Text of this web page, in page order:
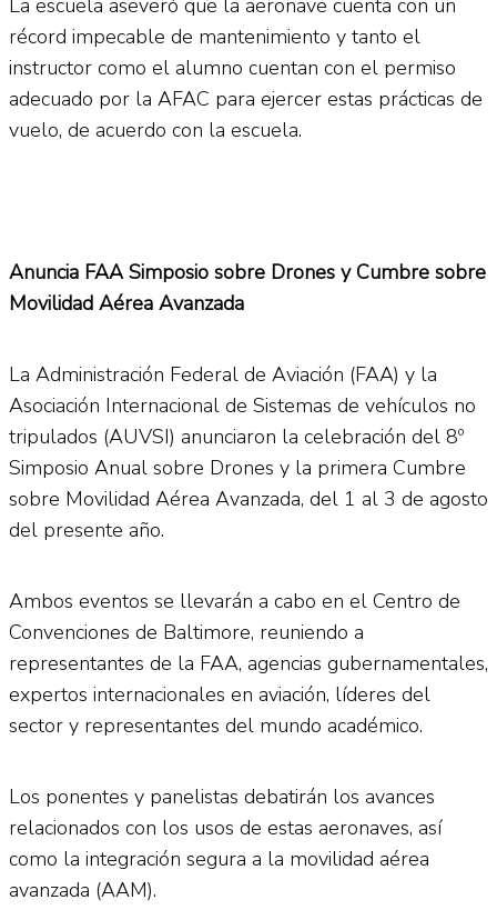
La escuela aseveró que la aeronave cuenta con un
récord impecable de mantenimiento y tanto el
instructor como el alumno cuentan con el permiso
adecuado por la AFAC para ejercer estas prácticas de
vuelo, de acuerdo con la escuela.
Anuncia FAA Simposio sobre Drones y Cumbre sobre
Movilidad Aérea Avanzada
La Administración Federal de Aviación (FAA) y la
Asociación Internacional de Sistemas de vehículos no
tripulados (AUVSI) anunciaron la celebración del 8º
Simposio Anual sobre Drones y la primera Cumbre
sobre Movilidad Aérea Avanzada, del 1 al 3 de agosto
del presente año.
Ambos eventos se llevarán a cabo en el Centro de
Convenciones de Baltimore, reuniendo a
representantes de la FAA, agencias gubernamentales,
expertos internacionales en aviación, líderes del
sector y representantes del mundo académico.
Los ponentes y panelistas debatirán los avances
relacionados con los usos de estas aeronaves, así
como la integración segura a la movilidad aérea
avanzada (AAM).